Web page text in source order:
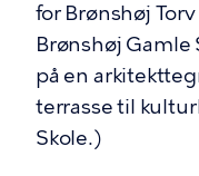
for Brønshøj
Brønshøj Gamle
på en
terrasse til
Skole.)